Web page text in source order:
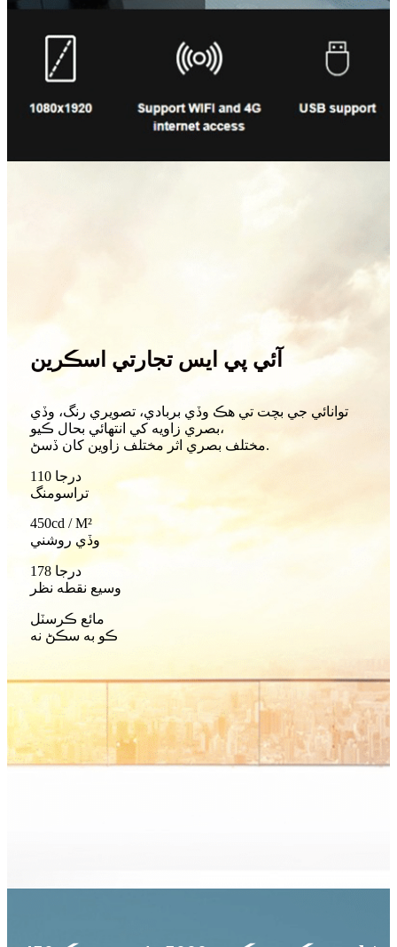
آئي پي ايس تجارتي اسڪرين
توانائي جي بچت تي هڪ وڏي بربادي، تصويري رنگ، وڏي
بصري زاويه کي انتهائي بحال ڪيو،
مختلف بصري اثر مختلف زاوين کان ڏسڻ.
110 درجا
تراسومنگ
450cd / M²
وڏي روشني
178 درجا
وسيع نقطه نظر
مائع ڪرسٽل
ڪو به سڪڻ نه